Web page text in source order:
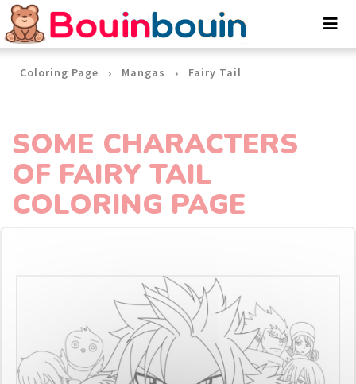
Coloring Page Mangas Fairy Tail
SOME CHARACTERS
OF FAIRY TAIL
COLORING PAGE
Cookies management panel